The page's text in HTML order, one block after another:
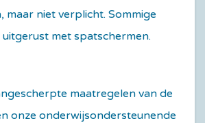
maar niet verplicht. Sommige
uitgerust met spatschermen.
maatregelen van de
onze onderwijsondersteunende